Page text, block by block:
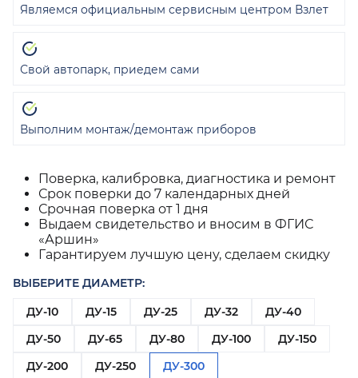
Поверка, калибровка, диагностика и ремонт
Срок поверки до 7 календарных дней
Срочная поверка от 1 дня
Выдаем свидетельство и вносим в ФГИС
«Аршин»
Гарантируем лучшую цену, сделаем скидку
ВЫБЕРИТЕ ДИАМЕТР:
ДУ-10
ДУ-15 ДУ-25 ДУ-32
ДУ-40
ДУ-50
ДУ-65 ДУ-80 ДУ-100
ДУ-150
ДУ-200
ДУ-250 ДУ-300
Являемся официальным сервисным центром Взлет
Свой автопарк, приедем сами
Выполним монтаж/демонтаж приборов